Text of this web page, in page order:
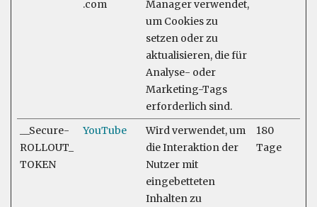
.com
Manager verwendet,
um Cookies zu
setzen oder zu
aktualisieren, die für
Analyse- oder
Marketing-Tags
erforderlich sind.
__Secure-
ROLLOUT_
TOKEN
YouTube
Wird verwendet, um
die Interaktion der
Nutzer mit
eingebetteten
Inhalten zu
180
Tage